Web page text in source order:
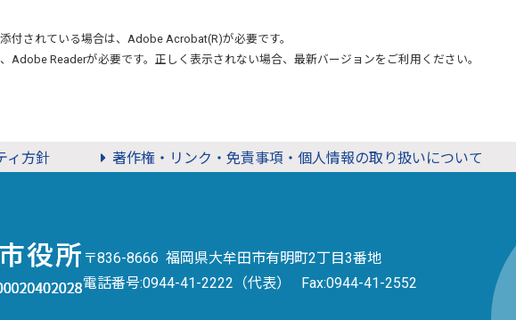
付されている場合は、 Adobe Acrobat(R)が必要です。
Adobe Readerが必要です。正しく表示されない場合、最新バージョンをご利用ください。
ィ方針 著作権・リンク・免責事項・個人情報の取り扱いについて
〒836-8666 福岡県大牟田市有明町2丁目3番地
電話番号:0944-41-2222（代表） Fax:0944-41-2552